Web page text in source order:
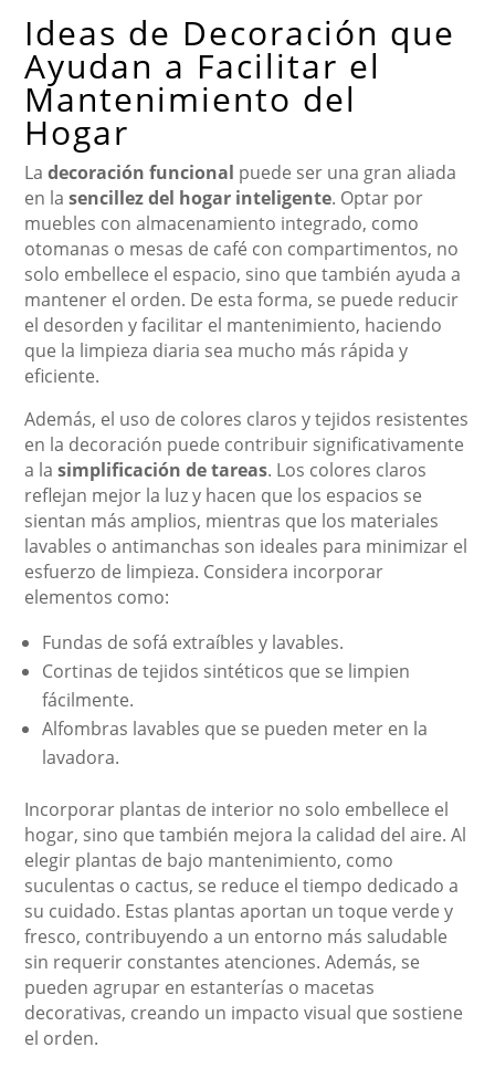
Ideas de Decoración que
Ayudan a Facilitar el
Mantenimiento del
Hogar
Ladecoración funcional puede ser una gran aliada
en lasencillez del hogar inteligente. Optar por
muebles con almacenamiento integrado, como
otomanas o mesas de café con compartimentos, no
solo embellece el espacio, sino que también ayuda a
mantener el orden. De esta forma, se puede reducir
el desorden y facilitar el mantenimiento, haciendo
que la limpieza diaria sea mucho más rápida y
eficiente.
Además, el uso de colores claros y tejidos resistentes
en la decoración puede contribuir significativamente
a lasimplificación de tareas. Los colores claros
reflejan mejor la luz y hacen que los espacios se
sientan más amplios, mientras que los materiales
lavables o antimanchas son ideales para minimizar el
esfuerzo de limpieza. Considera incorporar
elementos como:
Fundas de sofá extraíbles y lavables.
Cortinas de tejidos sintéticos que se limpien
fácilmente.
Alfombras lavables que se pueden meter en la
lavadora.
Incorporar plantas de interior no solo embellece el
hogar, sino que también mejora la calidad del aire. Al
elegir plantas de bajo mantenimiento, como
suculentas o cactus, se reduce el tiempo dedicado a
su cuidado. Estas plantas aportan un toque verde y
fresco, contribuyendo a un entorno más saludable
sin requerir constantes atenciones. Además, se
pueden agrupar en estanterías o macetas
decorativas, creando un impacto visual que sostiene
el orden.